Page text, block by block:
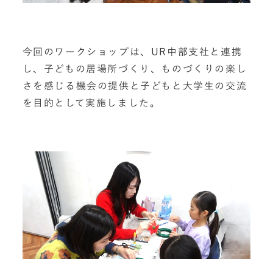
今回のワークショップは、UR中部支社と連携
し、子どもの居場所づくり、ものづくりの楽し
さを感じる機会の提供と子どもと大学生の交流
を目的として実施しました。